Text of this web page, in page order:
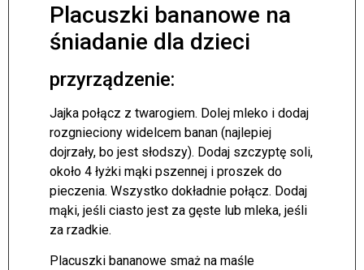
Placuszki bananowe na
śniadanie dla dzieci
przyrządzenie:
Jajka połącz z twarogiem. Dolej mleko i dodaj
rozgnieciony widelcem banan (najlepiej
dojrzały, bo jest słodszy). Dodaj szczyptę soli,
około 4 łyżki mąki pszennej i proszek do
pieczenia. Wszystko dokładnie połącz. Dodaj
mąki, jeśli ciasto jest za gęste lub mleka, jeśli
za rzadkie.
Placuszki bananowe smaż na maśle